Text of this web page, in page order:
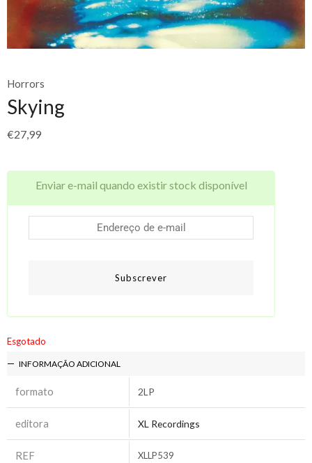
Horrors
Skying
€27,99
Enviar e-mail quando existir stock disponível
Subscrever
Esgotado
INFORMAÇÃO ADICIONAL
formato 2LP
editora XL Recordings
REF XLLP539